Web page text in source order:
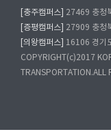
[충주캠퍼스]
27469 충청
[증평캠퍼스]
27909 충청
[의왕캠퍼스]
16106 경기
COPYRIGHT(c)2017
TRANSPORTATION.ALL